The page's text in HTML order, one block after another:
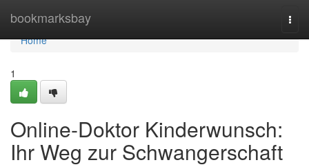
bookmarksbay
Home
Home
1
Online-Doktor Kinderwunsch:
Ihr Weg zur Schwangerschaft